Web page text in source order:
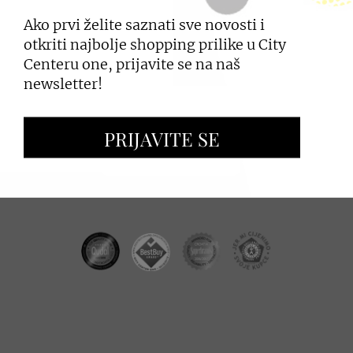
PRIJAVI SE
ZAKUP PROSTORA
OGLAŠAVANJE I PROMOCIJE
Ako prvi želite saznati sve novosti i
otkriti najbolje shopping prilike u City
Centeru one, prijavite se na naš
newsletter!
PRIJAVITE SE